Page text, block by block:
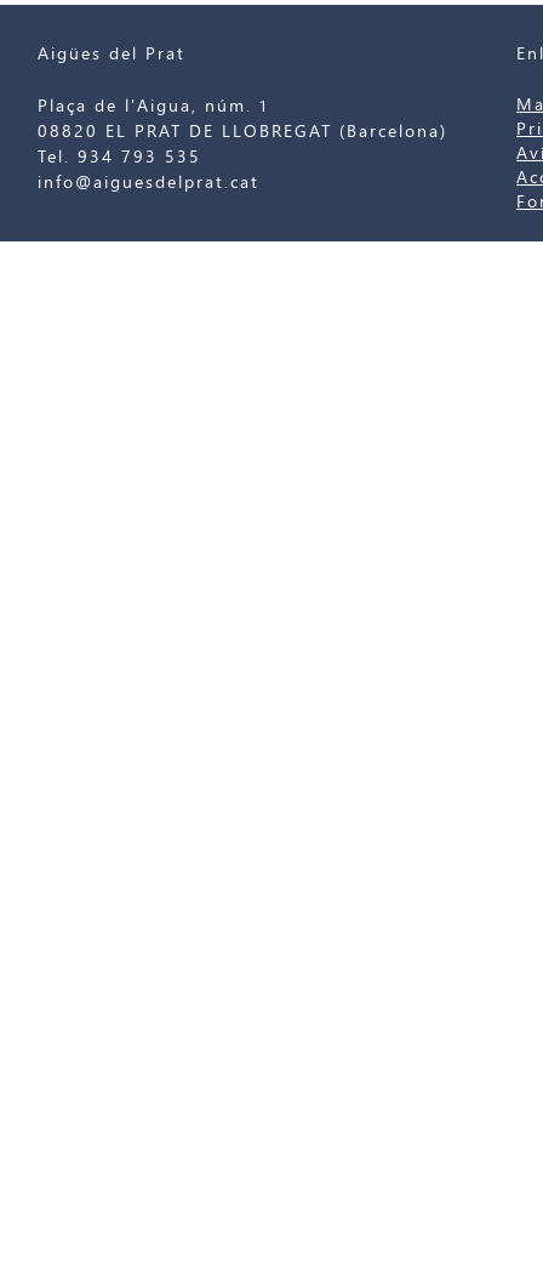
Aigües del Prat
Plaça de l'Aigua, núm. 1
08820 EL PRAT DE LLOBREGAT (Barcelona)
Tel. 934 793 535
info@aiguesdelprat.cat